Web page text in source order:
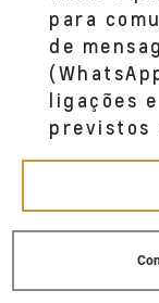
para
de
ligações
previstos